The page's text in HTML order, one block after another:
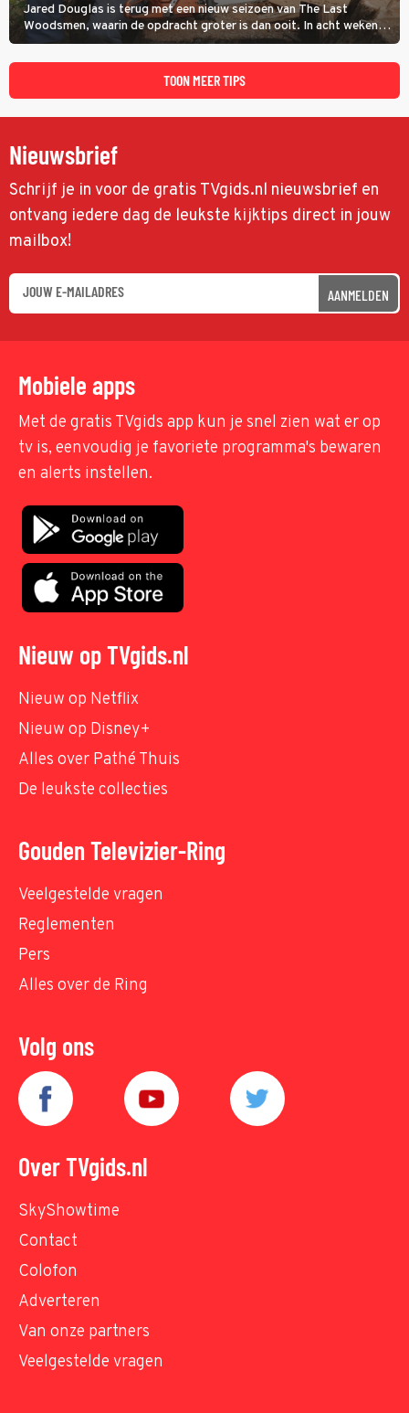
Jared Douglas is terug met een nieuw seizoen van The Last
Woodsmen, waarin de opdracht groter is dan ooit. In acht weken
tijd probeert hij een miljoen dollar bij elkaar te vergaren om de
toekomst van het houthakkersbedrijf te verzekeren.
TOON MEER TIPS
Nieuwsbrief
Schrijf je in voor de gratis TVgids.nl nieuwsbrief en
ontvang iedere dag de leukste kijktips direct in jouw
mailbox!
AANMELDEN
Mobiele apps
Met de gratis TVgids app kun je snel zien wat er op
tv is, eenvoudig je favoriete programma's bewaren
en alerts instellen.
Nieuw op TVgids.nl
Nieuw op Netflix
Nieuw op Disney+
Alles over Pathé Thuis
De leukste collecties
Gouden Televizier-Ring
Veelgestelde vragen
Reglementen
Pers
Alles over de Ring
Volg ons
Over TVgids.nl
SkyShowtime
Contact
Colofon
Adverteren
Van onze partners
Veelgestelde vragen